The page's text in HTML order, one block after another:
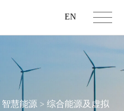
EN
智慧能源 >综合能源及虚拟